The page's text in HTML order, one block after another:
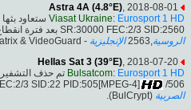
Astra 4A (4.8°E) , 2018-08-01
Viasat Ukraine: Eurosport 1 HD
SR:30000 FEC:2/3 SID:2560 بعد فترة انقطاع ( PID:2561[MPEG-4]/2562
الروسية
الإنجليزية - VeriMatrix & VideoGuard).
Hellas Sat 3 (39°E) , 2018-07-20
Bulsatcom: Eurosport 1 HD
3 SID:22 PID:505[MPEG-4]
/506
الصربية (BulCrypt).